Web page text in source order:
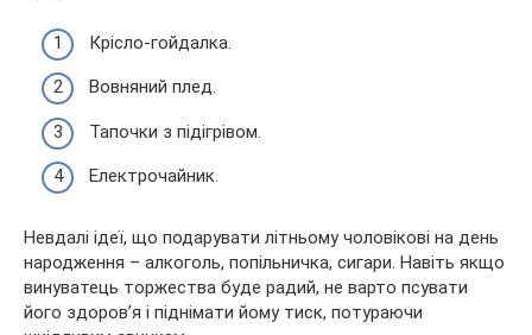
Крісло-гойдалка.
Вовняний плед.
Тапочки з підігрівом.
Електрочайник.
Невдалі ідеї, що подарувати літньому чоловікові на день
народження – алкоголь, попільничка, сигари. Навіть якщо
винуватець торжества буде радий, не варто псувати
його здоров’я і піднімати йому тиск, потураючи